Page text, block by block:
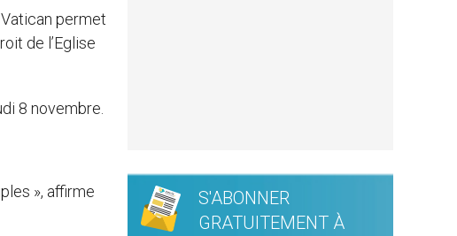
permet
de l’Eglise
8 novembre.
», affirme
S'ABONNER
GRATUITEMENT À